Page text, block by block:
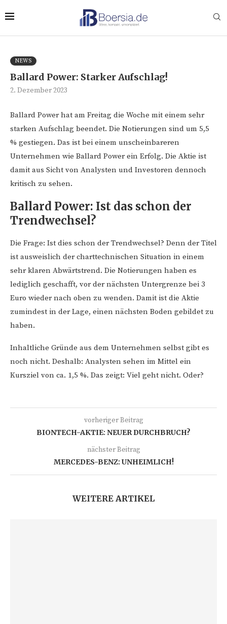
NEWS
Ballard Power: Starker Aufschlag!
2. Dezember 2023
Ballard Power hat am Freitag die Woche mit einem sehr
starken Aufschlag beendet. Die Notierungen sind um 5,5
% gestiegen. Das ist bei einem unscheinbareren
Unternehmen wie Ballard Power ein Erfolg. Die Aktie ist
damit aus Sicht von Analysten und Investoren dennoch
kritisch zu sehen.
Ballard Power: Ist das schon der
Trendwechsel?
Die Frage: Ist dies schon der Trendwechsel? Denn der Titel
ist ausweislich der charttechnischen Situation in einem
sehr klaren Abwärtstrend. Die Notierungen haben es
lediglich geschafft, vor der nächsten Untergrenze bei 3
Euro wieder nach oben zu wenden. Damit ist die Aktie
zumindest in der Lage, einen nächsten Boden gebildet zu
haben.
Inhaltliche Gründe aus dem Unternehmen selbst gibt es
noch nicht. Deshalb: Analysten sehen im Mittel ein
Kursziel von ca. 1,5 %. Das zeigt: Viel geht nicht. Oder?
vorheriger Beitrag
BIONTECH-AKTIE: NEUER DURCHBRUCH?
nächster Beitrag
MERCEDES-BENZ: UNHEIMLICH!
WEITERE ARTIKEL